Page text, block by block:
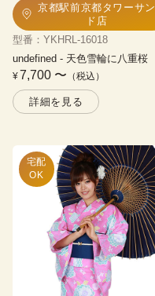
京都駅前京都タワーサン
ド店
型番 ： YKHRL-16018
undefined - 天色雪輪に八重桜
¥7,700 〜 （税込）
詳細を見る
宅配
OK